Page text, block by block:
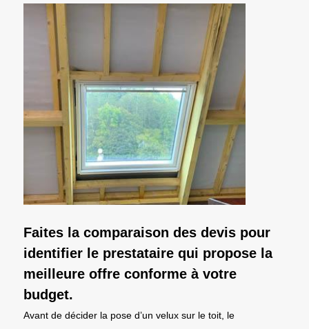
Faites la comparaison des devis pour
identifier le prestataire qui propose la
meilleure offre conforme à votre
budget.
Avant de décider la pose d’un velux sur le toit, le